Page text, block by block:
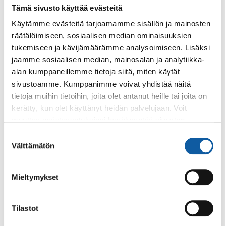
Tämä sivusto käyttää evästeitä
Käytämme evästeitä tarjoamamme sisällön ja mainosten
räätälöimiseen, sosiaalisen median ominaisuuksien
tukemiseen ja kävijämäärämme analysoimiseen. Lisäksi
jaamme sosiaalisen median, mainosalan ja analytiikka-
alan kumppaneillemme tietoja siitä, miten käytät
sivustoamme. Kumppanimme voivat yhdistää näitä
tietoja muihin tietoihin, joita olet antanut heille tai joita on
kerätty, kun olet käyttänyt heidän palvelujaan. Voit
valinta
Välttämätön
Mieltymykset
Tilastot
Paimion parantola on keskeisessä asemassa
Works -sarjassa, jota esitetään UNESCO:n
maailmanperintöluetteloon. Parantolaa pidetään
yhtenä kokonaisuuden tärkeimmistä rakennuksista.
Päätöstä maailmanperintöstatuksesta odotetaan
heinäkuun 2026 lopussa.
Alvar Aalto -säätiön toimitusjohtaja Tommi Lindh
avasi parantolan Masterplan -tilaisuudessa
Parantolan osalta ajatus maailmaperintöluetteloon
hakemiseksi syntyi jo Alvar Aalto -juhlavuotena 1998.
sairaalaa) oltiin esittämässä listalle ainoana Aalto-
kohteena. Suomi veti kuitenkin hakemuksensa pois
vuonna 2006. Tämän jälkeen alkoivat valmistelut
laajemman Aalto-kokonaisuuden hakemuksen